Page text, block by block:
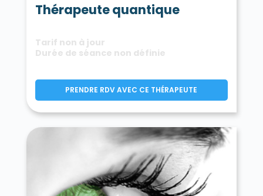
Thérapeute quantique
Tarif non à jour
Durée de séance non définie
PRENDRE RDV AVEC CE THÉRAPEUTE